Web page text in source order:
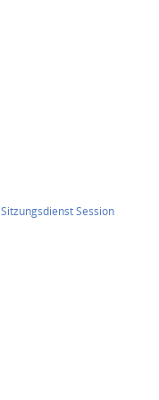
SitzungsdienstSession(Wird in